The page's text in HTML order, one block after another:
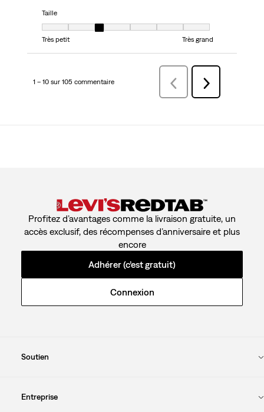
Taille
Taille, 3 sur 7, où 1 est égal à Très petit et 7 est égal à Très grand
Très petit
Très grand
1 – 10 sur 105 commentaire Précédentcommentaire
Suivant
commentaire
Profitez d’avantages comme la livraison gratuite, un
accès exclusif, des récompenses d’anniversaire et plus
encore
Adhérer (c’est gratuit)
Connexion
Soutien
Entreprise